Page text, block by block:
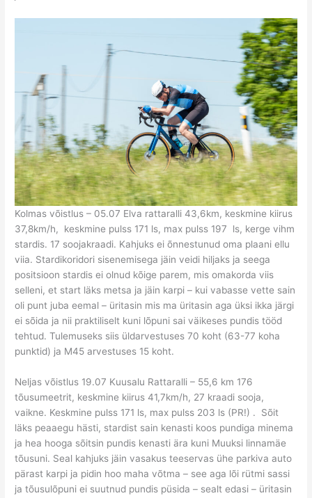
Kolmas võistlus – 05.07 Elva rattaralli 43,6km, keskmine kiirus
37,8km/h, keskmine pulss 171 ls, max pulss 197 ls, kerge vihm
stardis. 17 soojakraadi. Kahjuks ei õnnestunud oma plaani ellu
viia. Stardikoridori sisenemisega jäin veidi hiljaks ja seega
positsioon stardis ei olnud kõige parem, mis omakorda viis
selleni, et start läks metsa ja jäin karpi – kui vabasse vette sain
oli punt juba eemal – üritasin mis ma üritasin aga üksi ikka järgi
ei sõida ja nii praktiliselt kuni lõpuni sai väikeses pundis tööd
tehtud. Tulemuseks siis üldarvestuses 70 koht (63-77 koha
punktid) ja M45 arvestuses 15 koht.
Neljas võistlus 19.07 Kuusalu Rattaralli – 55,6 km 176
tõusumeetrit, keskmine kiirus 41,7km/h, 27 kraadi sooja,
vaikne. Keskmine pulss 171 ls, max pulss 203 ls (PR!) . Sõit
läks peaaegu hästi, stardist sain kenasti koos pundiga minema
ja hea hooga sõitsin pundis kenasti ära kuni Muuksi linnamäe
tõusuni. Seal kahjuks jäin vasakus teeservas ühe parkiva auto
pärast karpi ja pidin hoo maha võtma – see aga lõi rütmi sassi
ja tõusulõpuni ei suutnud pundis püsida – sealt edasi – üritasin